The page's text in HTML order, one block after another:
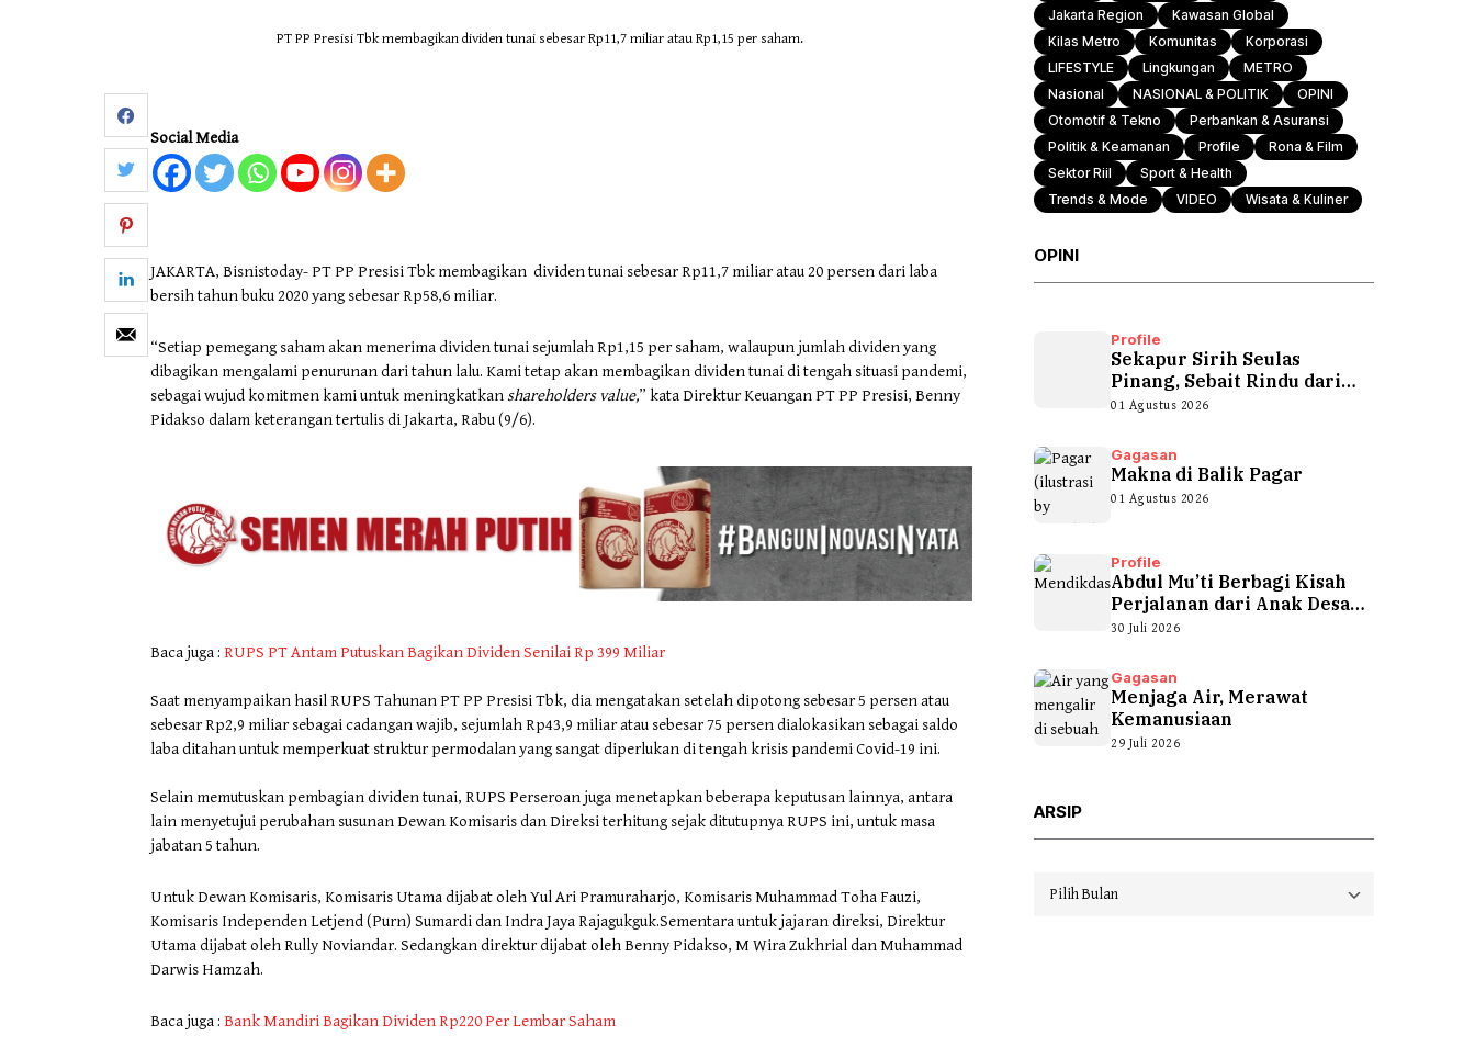
PT PP Presisi Tbk membagikan dividen tunai sebesar Rp11,7 miliar atau Rp1,15 per saham.
Social Media
JAKARTA, Bisnistoday- PT PP Presisi Tbk membagikan dividen tunai sebesar Rp11,7 miliar atau 20 persen dari laba
bersih tahun buku 2020 yang sebesar Rp58,6 miliar.
“Setiap pemegang saham akan menerima dividen tunai sejumlah Rp1,15 per saham, walaupun jumlah dividen yang
dibagikan mengalami penurunan dari tahun lalu. Kami tetap akan membagikan dividen tunai di tengah situasi pandemi,
sebagai wujud komitmen kami untuk meningkatkan shareholders value,” kata Direktur Keuangan PT PP Presisi, Benny
Pidakso dalam keterangan tertulis di Jakarta, Rabu (9/6).
Baca juga : RUPS PT Antam Putuskan Bagikan Dividen Senilai Rp 399 Miliar
Saat menyampaikan hasil RUPS Tahunan PT PP Presisi Tbk, dia mengatakan setelah dipotong sebesar 5 persen atau
sebesar Rp2,9 miliar sebagai cadangan wajib, sejumlah Rp43,9 miliar atau sebesar 75 persen dialokasikan sebagai saldo
laba ditahan untuk memperkuat struktur permodalan yang sangat diperlukan di tengah krisis pandemi Covid-19 ini.
Selain memutuskan pembagian dividen tunai, RUPS Perseroan juga menetapkan beberapa keputusan lainnya, antara
lain menyetujui perubahan susunan Dewan Komisaris dan Direksi terhitung sejak ditutupnya RUPS ini, untuk masa
jabatan 5 tahun.
Untuk Dewan Komisaris, Komisaris Utama dijabat oleh Yul Ari Pramuraharjo, Komisaris Muhammad Toha Fauzi,
Komisaris Independen Letjend (Purn) Sumardi dan Indra Jaya Rajagukguk.Sementara untuk jajaran direksi, Direktur
Utama dijabat oleh Rully Noviandar. Sedangkan direktur dijabat oleh Benny Pidakso, M Wira Zukhrial dan Muhammad
Darwis Hamzah.
Baca juga : Bank Mandiri Bagikan Dividen Rp220 Per Lembar Saham
Jakarta Region
Kawasan Global
Kilas Metro
Komunitas
Korporasi
LIFESTYLE
Lingkungan
METRO
Nasional
NASIONAL & POLITIK
OPINI
Otomotif & Tekno
Perbankan & Asuransi
Politik & Keamanan
Profile
Rona & Film
Sektor Riil
Sport & Health
Trends & Mode
VIDEO Wisata & Kuliner
OPINI
Profile
Sekapur Sirih Seulas
Pinang, Sebait Rindu dari
Tepian Teluk
01 Agustus 2026
Gagasan
Makna di Balik Pagar
01 Agustus 2026
Profile
Abdul Mu’ti Berbagi Kisah
Perjalanan dari Anak Desa
hingga...
30 Juli 2026
Gagasan
Menjaga Air, Merawat
Kemanusiaan
29 Juli 2026
ARSIP
Arsip